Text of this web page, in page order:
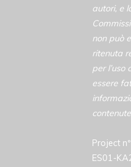
autori, e
non può
ritenuta
per l’uso
essere
Project
ES01-